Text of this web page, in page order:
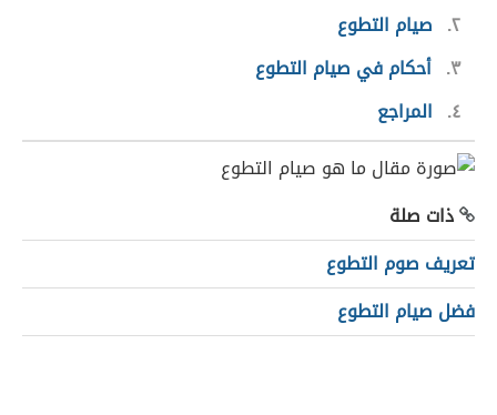
٢ صيام التطوع
٣ أحكام في صيام التطوع
٤
المراجع
ذات صلة
تعريف صوم التطوع
فضل صيام التطوع